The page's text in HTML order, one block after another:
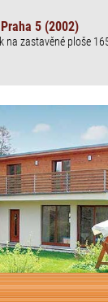
5 (2002)
na zastavěné ploše